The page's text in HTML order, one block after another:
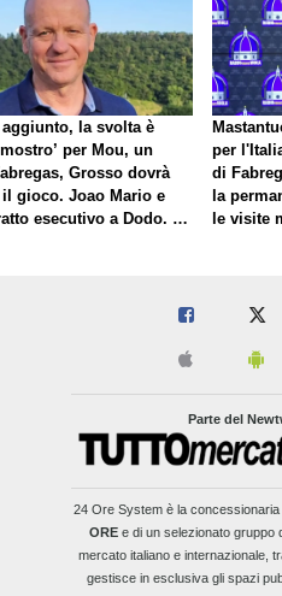
la svolta è
per Mou, un
Grosso dovrà
gioco. Joao Mario e
esecutivo a Dodo. E
per
di
la
le visite
Parte del
24 Ore Systemè la concessionaria
OREe di un selezionato gruppo
mercato italiano e internazionale,
gestisce in esclusiva gli spazi